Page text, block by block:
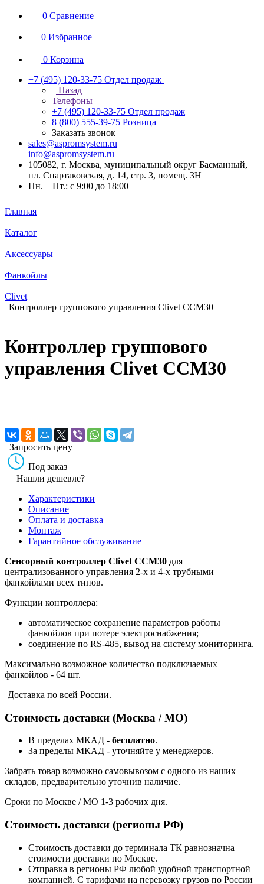
0 Сравнение
0 Избранное
0 Корзина
+7 (495) 120-33-75 Отдел продаж
Назад
Телефоны
+7 (495) 120-33-75 Отдел продаж
8 (800) 555-39-75 Розница
Заказать звонок
sales@aspromsystem.ru
info@aspromsystem.ru
105082, г. Москва, муниципальный округ Басманный,
пл. Спартаковская, д. 14, стр. 3, помещ. 3Н
Пн. – Пт.: с 9:00 до 18:00
Главная
Каталог
Аксессуары
Фанкойлы
Clivet
Контроллер группового управления Clivet CCM30
Контроллер группового
управления Clivet CCM30
Запросить цену
Под заказ
Нашли дешевле?
Характеристики
Описание
Оплата и доставка
Монтаж
Гарантийное обслуживание
Сенсорный контроллер Clivet CCM30 для
централизованного управления 2-х и 4-х трубными
фанкойлами всех типов.
Функции контроллера:
автоматическое сохранение параметров работы
фанкойлов при потере электроснабжения;
соединение по RS-485, вывод на систему мониторинга.
Максимально возможное количество подключаемых
фанкойлов - 64 шт.
Доставка по всей России.
Стоимость доставки (Москва / МО)
В пределах МКАД - бесплатно.
За пределы МКАД - уточняйте у менеджеров.
Забрать товар возможно самовывозом с одного из наших
складов, предварительно уточнив наличие.
Сроки по Москве / МО 1-3 рабочих дня.
Стоимость доставки (регионы РФ)
Стоимость доставки до терминала ТК равнозначна
стоимости доставки по Москве.
Отправка в регионы РФ любой удобной транспортной
компанией. С тарифами на перевозку грузов по России